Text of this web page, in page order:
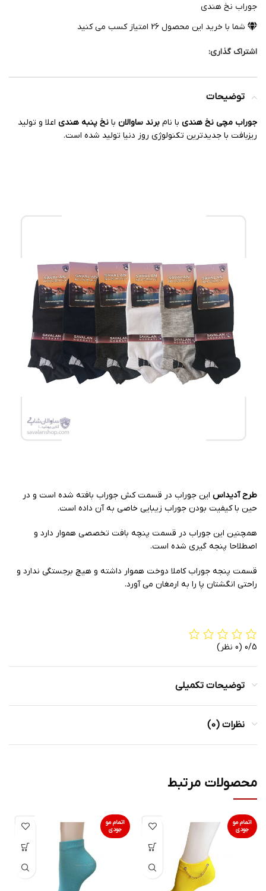
جوراب نخ هندی
شما با خرید این محصول 26 امتیاز کسب می کنید
اشتراک گذاری:
توضیحات
جوراب مچی نخ هندی با نام برند ساوالان با نخ پنبه هندی اعلا و تولید
ریزبافت با جدیدترین تکنولوژی روز دنیا تولید شده است.
طرح آدیداس این جوراب در قسمت کش جوراب بافته شده است و در
حین با کیفیت بودن جوراب زیبایی خاصی به آن داده است.
همچنین این جوراب در قسمت پنچه بافت تخصصی هموار دارد و
اصطلاحا پنجه گیری شده است.
قسمت پنجه جوراب کاملا دوخت هموار داشته و هیچ برجستگی ندارد و
راحتی انگشتان پا را به ارمغان می آورد.
0/5 (0 نظر)
توضیحات تکمیلی
نظرات (0)
محصولات مرتبط
اتمام مو
جودی
اتمام مو
جودی